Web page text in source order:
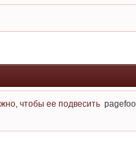
чтобы ее подвесить